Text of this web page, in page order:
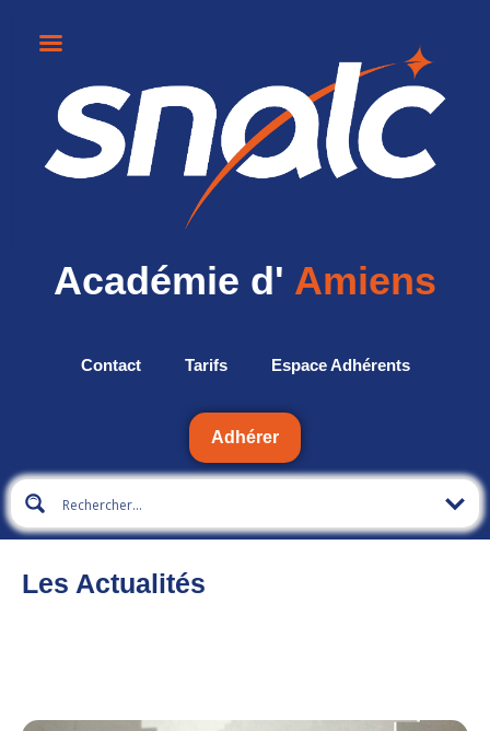
Académie d' Amiens
Contact Tarifs Espace Adhérents
Adhérer
Les Actualités